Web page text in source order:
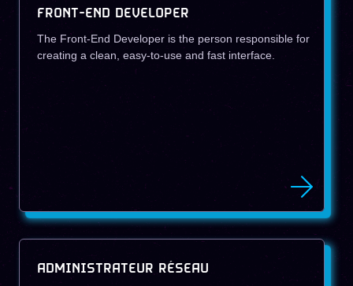
FRONT-END DEVELOPER
The Front-End Developer is the person responsible for
creating a clean, easy-to-use and fast interface.
ADMINISTRATEUR RÉSEAU